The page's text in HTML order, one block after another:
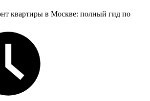
квартиры в Москве: полный гид по